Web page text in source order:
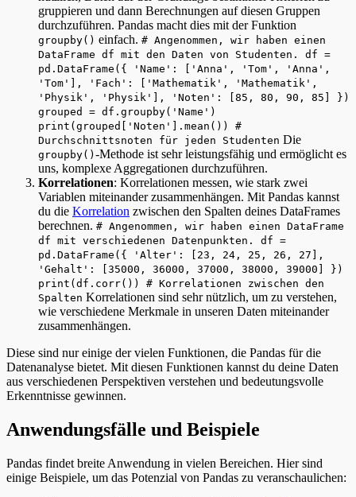
gruppieren und dann Berechnungen auf diesen Gruppen
durchzuführen. Pandas macht dies mit der Funktion
groupby() einfach. # Angenommen, wir haben einen
DataFrame df mit den Daten von Studenten. df =
pd.DataFrame({ 'Name': ['Anna', 'Tom', 'Anna',
'Tom'], 'Fach': ['Mathematik', 'Mathematik',
'Physik', 'Physik'], 'Noten': [85, 80, 90, 85] })
grouped = df.groupby('Name')
print(grouped['Noten'].mean()) #
Durchschnittsnoten für jeden Studenten Die
groupby() -Methode ist sehr leistungsfähig und ermöglicht es
uns, komplexe Aggregationen durchzuführen.
Korrelationen: Korrelationen messen, wie stark zwei
Variablen miteinander zusammenhängen. Mit Pandas kannst
du die Korrelation zwischen den Spalten deines DataFrames
berechnen. # Angenommen, wir haben einen DataFrame
df mit verschiedenen Datenpunkten. df =
pd.DataFrame({ 'Alter': [23, 24, 25, 26, 27],
'Gehalt': [35000, 36000, 37000, 38000, 39000] })
print(df.corr()) # Korrelationen zwischen den
Spalten Korrelationen sind sehr nützlich, um zu verstehen,
wie verschiedene Merkmale in unseren Daten miteinander
zusammenhängen.
Diese sind nur einige der vielen Funktionen, die Pandas für die
Datenanalyse bietet. Mit diesen Funktionen kannst du deine Daten
aus verschiedenen Perspektiven verstehen und bedeutungsvolle
Erkenntnisse gewinnen.
Anwendungsfälle und Beispiele
Pandas findet breite Anwendung in vielen Bereichen. Hier sind
einige Beispiele, um das Potenzial von Pandas zu veranschaulichen: